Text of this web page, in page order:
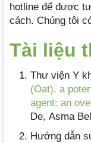
hotline để được
cách. Chúng tôi
Tài liệu
Thư viện Y
(Oat), a
agent: an
De, Asma
Hướng dẫn